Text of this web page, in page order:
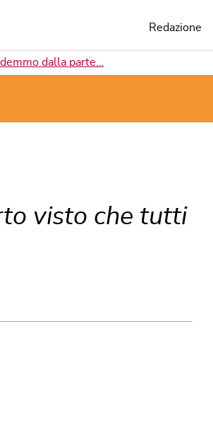
Redazione
dalla parte…
visto che tutti